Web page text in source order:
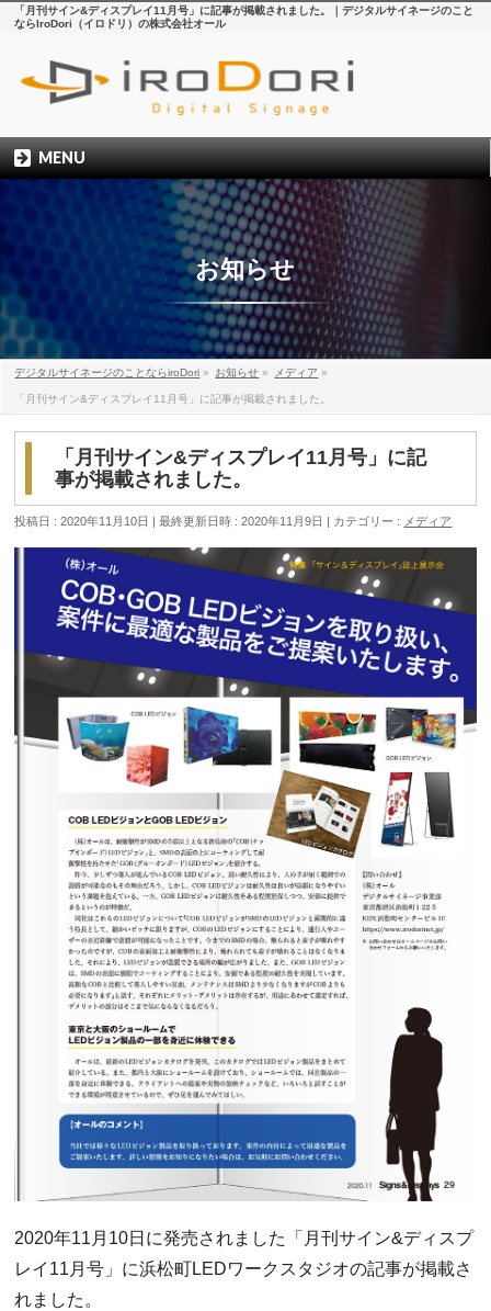
「月刊サイン&ディスプレイ11月号」に記事が掲載されました。｜デジタルサイネージのこと
ならIroDori（イロドリ）の株式会社オール
MENU
お知らせ
デジタルサイネージのことならiroDori » お知らせ » メディア »
「月刊サイン&ディスプレイ11月号」に記事が掲載されました。
「月刊サイン&ディスプレイ11月号」に記
事が掲載されました。
投稿日 : 2020年11月10日 最終更新日時 : 2020年11月9日 カテゴリー : メディア
2020年11月10日に発売されました「月刊サイン&ディスプ
レイ11月号」に浜松町LEDワークスタジオの記事が掲載さ
れました。